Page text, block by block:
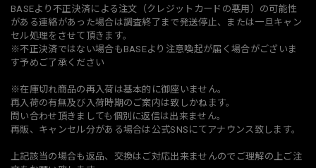
BASEより不正決済による注文（クレジットカードの悪用）の可能性
がある連絡があった場合は調査終了まで発送停止、または一旦キャン
セル処理をさせて頂きます。
※不正決済ではない場合もBASEより注意喚起が届く場合がございま
す予めご了承ください
※在庫切れ商品の再入荷は基本的に御座いません。
再入荷の有無及び入荷時期のご案内は致しかねます。
問い合わせ頂きましても個別に返信は出来ません。
再販、キャンセル分がある場合は公式SNSにてアナウンス致します。
上記該当の場合も返品、交換はご対応出来ませんのでご理解の上ご注